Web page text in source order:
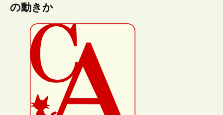
の動きか